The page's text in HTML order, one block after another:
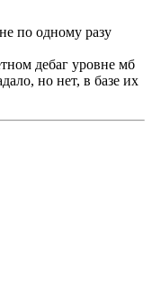
по одному разу
дебаг уровне мб
но нет, в базе их